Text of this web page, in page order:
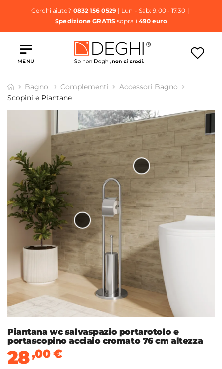
Cerchi aiuto? 0832 156 0529| Lun - Sab: 9.00 - 17.30 |
Spedizione GRATISsopra i 490 euro
MENU
Bagno Complementi
Accessori Bagno
Scopini e Piantane
Piantana wc salvaspazio portarotolo e
portascopino acciaio cromato 76 cm altezza
28,00€